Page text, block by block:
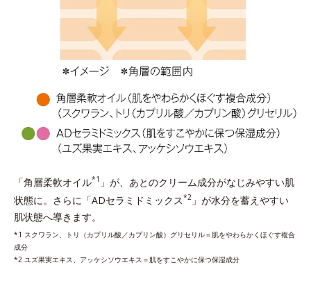
「角層柔軟オイル*1 」が、あとのクリーム成分がなじみやすい肌
状態に。さらに「ADセラミドミックス*2 」が水分を蓄えやすい
肌状態へ導きます。
*1 スクワラン、トリ（カプリル酸／カプリン酸）グリセリル＝肌をやわらかくほぐす複合
成分
*2 ユズ果実エキス、アッケシソウエキス＝肌をすこやかに保つ保湿成分